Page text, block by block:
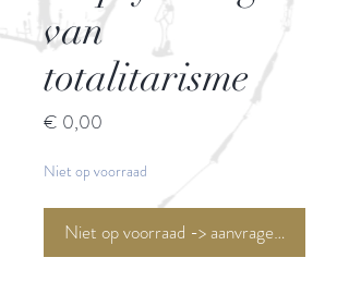
van
totalitarisme
€ 0,00
Niet op voorraad
Niet op voorraad -> aanvragen <-